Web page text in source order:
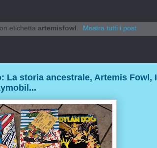
etichetta artemisfowl. Mostra tutti i post
La storia ancestrale, Artemis Fowl, I